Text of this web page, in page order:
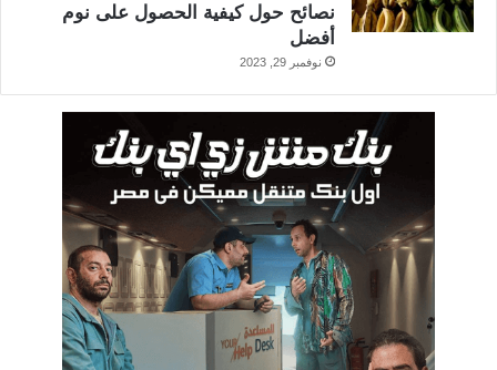
نصائح حول كيفية الحصول على نوم
أفضل
نوفمبر 29, 2023